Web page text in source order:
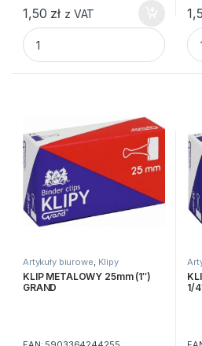
1,50 zł z VAT
KLIP METALOWY 15mm (1/2")
Artykuły biurowe, Klipy
KLIP METALOWY 25mm (1″)
GRAND
1/